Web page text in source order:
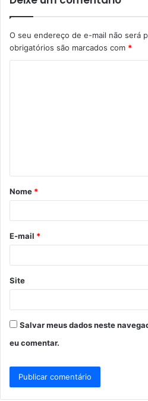
O seu endereço de e-mail não será
obrigatórios são marcados com *
á
r
*
Nome *
E-mail *
Site
Salvar meus dados neste
eu comentar.